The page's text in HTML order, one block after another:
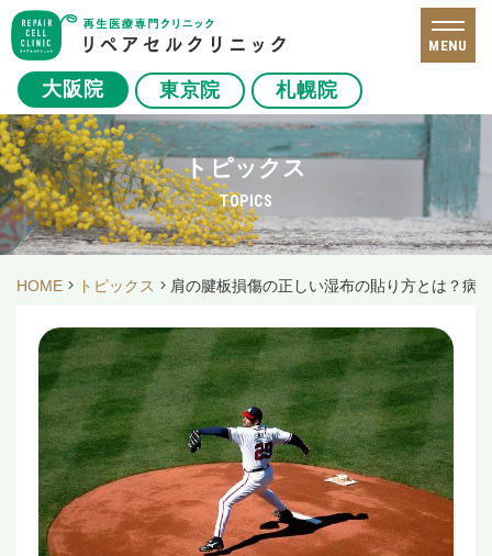
大阪院 東京院 札幌院
MENU
トピックス
TOPICS
HOME トピックス 肩の腱板損傷の正しい湿布の貼り方とは？病